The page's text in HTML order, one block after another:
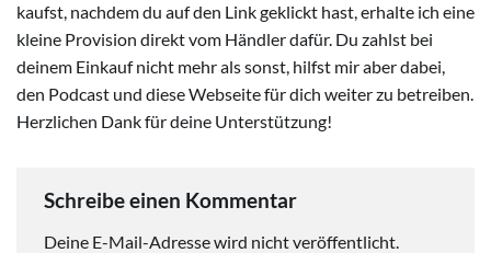
kaufst, nachdem du auf den Link geklickt hast, erhalte ich eine
kleine Provision direkt vom Händler dafür. Du zahlst bei
deinem Einkauf nicht mehr als sonst, hilfst mir aber dabei,
den Podcast und diese Webseite für dich weiter zu betreiben.
Herzlichen Dank für deine Unterstützung!
Schreibe einen Kommentar
Deine E-Mail-Adresse wird nicht veröffentlicht.